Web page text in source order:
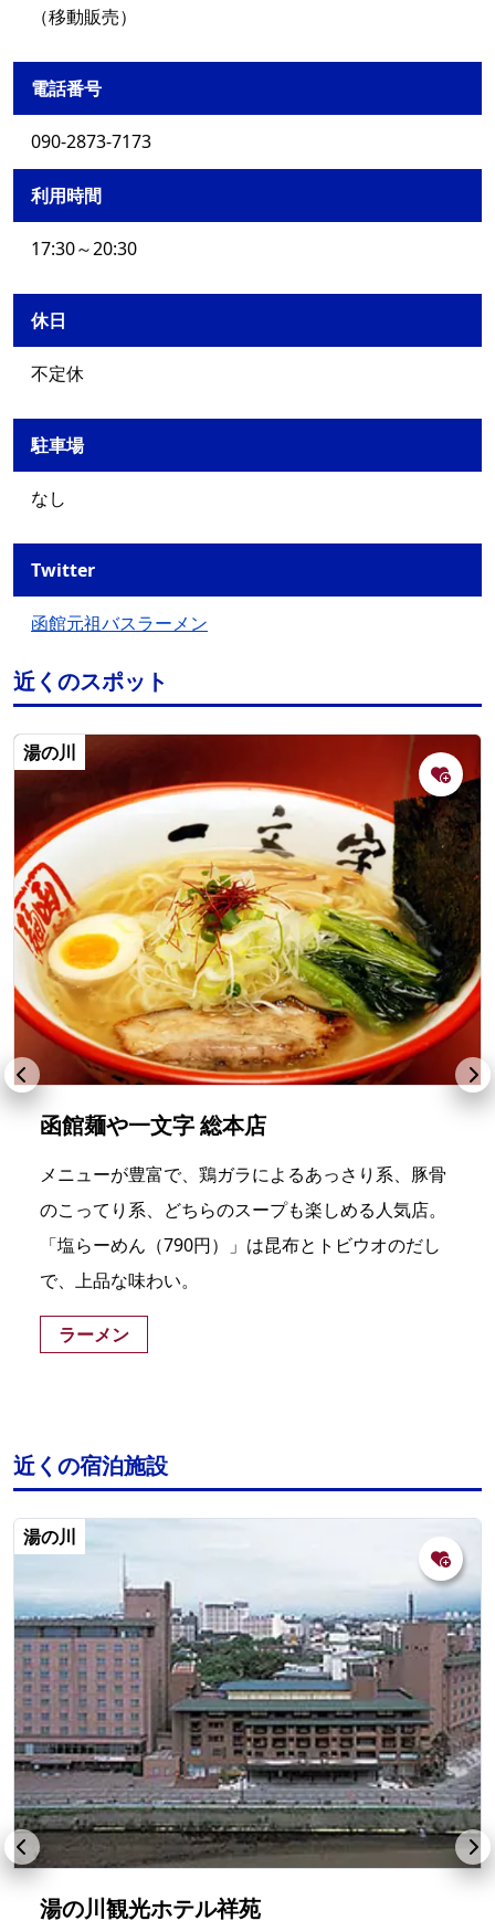
（移動販売）
電話番号
090-2873-7173
利用時間
17:30～20:30
休日
不定休
駐車場
なし
Twitter
函館元祖バスラーメン
近くのスポット
湯の川
函館麺や一文字 総本店
メニューが豊富で、鶏ガラによるあっさり系、豚骨
のこってり系、どちらのスープも楽しめる人気店。
「塩らーめん（790円）」は昆布とトビウオのだし
で、上品な味わい。
ラーメン
近くの宿泊施設
湯の川
湯の川観光ホテル祥苑